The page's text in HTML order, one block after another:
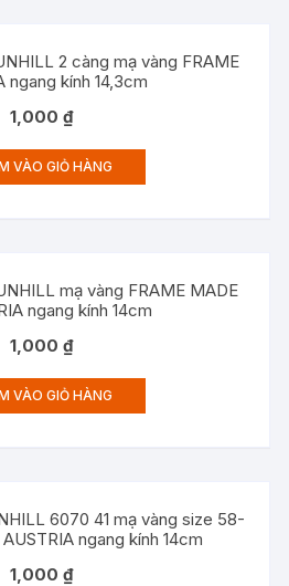
2 càng mạ vàng FRAME
ngang kính 14,3cm
1,000₫
VÀO GIỎ HÀNG
mạ vàng FRAME MADE
ngang kính 14cm
1,000₫
VÀO GIỎ HÀNG
6070 41 mạ vàng size 58-
ngang kính 14cm
1,000₫